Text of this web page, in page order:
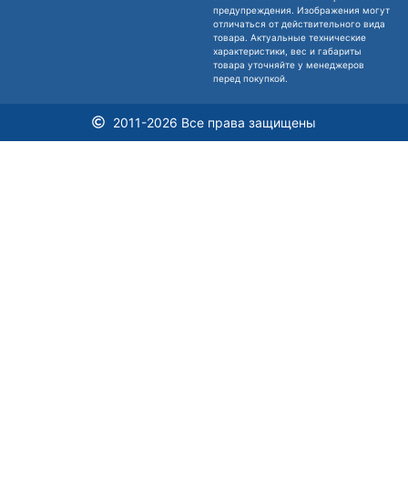
предупреждения. Изображения могут
отличаться от действительного вида
товара. Актуальные технические
характеристики, вес и габариты
товара уточняйте у менеджеров
перед покупкой.
2011-2026 Все права защищены